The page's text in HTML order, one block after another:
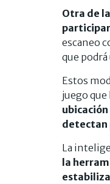
Otra de
escaneo
que
Estos
juego que
detectan
La
la